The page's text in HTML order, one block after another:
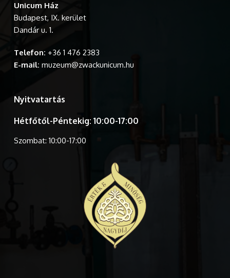
Unicum Ház
Budapest, IX. kerület
Dandár u. 1.
Telefon: +36 1 476 2383
E-mail: muzeum@zwackunicum.hu
Nyitvatartás
Hétfőtől-Péntekig: 10:00-17:00
Szombat: 10:00-17:00